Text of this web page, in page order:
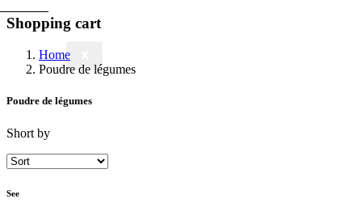
Shopping cart
Home
Poudre de légumes
Poudre de légumes
Short by
See